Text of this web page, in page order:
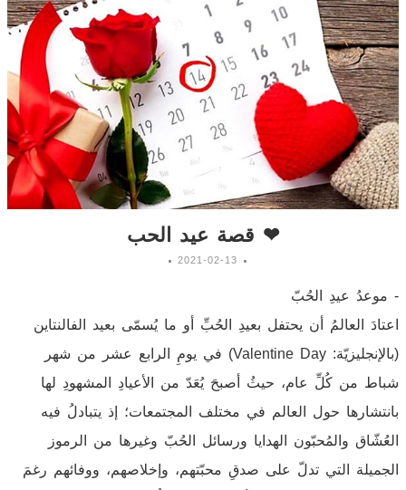
قصة عيد الحب ❤
2021-02-13
- موعدُ عيدِ الحُبّ
اعتادَ العالمُ أن يحتفل بعيدِ الحُبِّ أو ما يُسمّى بعيد الفالنتاين
(بالإنجليزيّة: Valentine Day) في يومِ الرابع عشر من شهر
شباط من كُلِّ عام، حيثُ أصبحَ يُعَدّ من الأعيادِ المشهودِ لها
بانتشارها حول العالم في مختلف المجتمعات؛ إذ يتبادلُ فيه
العُشّاق والمُحبّون الهدايا ورسائل الحُبّ وغيرها من الرموز
الجميلة التي تدلّ على صدقِ محبّتهم، وإخلاصهم، ووفائهم رغمَ